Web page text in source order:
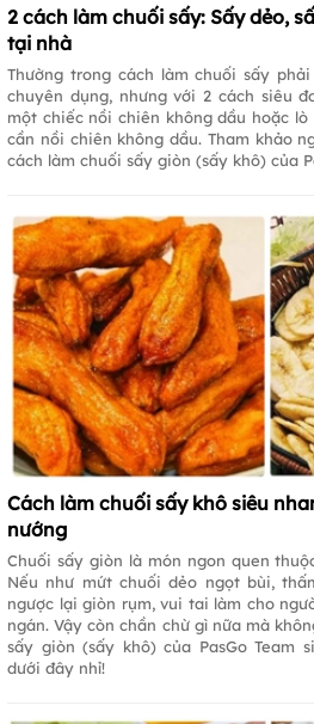
2 cách làm chuối sấy: Sấy dẻo,
tại nhà
Thường trong cách làm chuối sấy
chuyên dụng, nhưng với 2 cách siêu
một chiếc nồi chiên không dầu hoặc
cần nồi chiên không dầu. Tham khảo
cách làm chuối sấy giòn (sấy khô) của
Cách làm chuối sấy khô siêu
nướng
Chuối sấy giòn là món ngon quen
Nếu như mứt chuối dẻo ngọt bùi,
ngược lại giòn rụm, vui tai làm cho
ngán. Vậy còn chần chừ gì nữa mà
sấy giòn (sấy khô) của PasGo Team
dưới đây nhỉ!